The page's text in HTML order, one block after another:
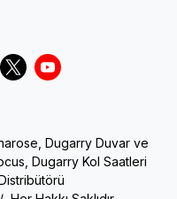
Dugarry Duvar ve
Dugarry Kol Saatleri